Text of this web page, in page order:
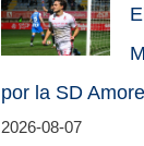
por la SD
2026-08-07